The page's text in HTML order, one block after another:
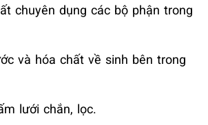
chuyên dụng các bộ phận trong
và hóa chất về sinh bên trong
lưới chắn, lọc.